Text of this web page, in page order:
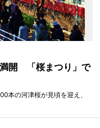
開 「桜まつり」で
本の河津桜が見頃を迎え、